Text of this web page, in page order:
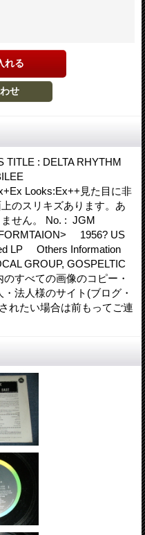
TITLE : DELTA RHYTHM
Looks:Ex++見た目に非
のスリキズあります。あ
せん。 No. : JGM
1956? US
LP Others Information
GROUP, GOSPELTIC
画像のコピー・
法人様のサイト(ブログ・
れたい場合は前もってご連